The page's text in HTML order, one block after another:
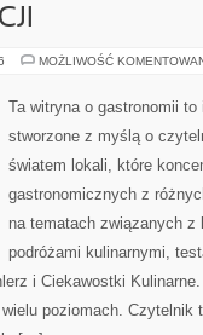
MOŻLIWOŚĆ
Ta witryna o gastronomii
stworzone z myślą o
światem lokali, które
gastronomicznych z
na tematach związanych z
podróżami kulinarnymi,
i Ciekawostki
poziomach. Czytelnik